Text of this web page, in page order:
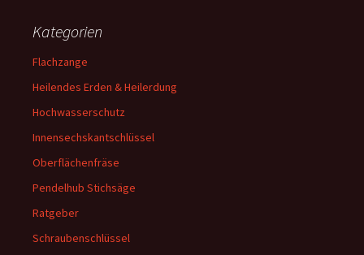
Kategorien
Flachzange
Heilendes Erden & Heilerdung
Hochwasserschutz
Innensechskantschlüssel
Oberflächenfräse
Pendelhub Stichsäge
Ratgeber
Schraubenschlüssel